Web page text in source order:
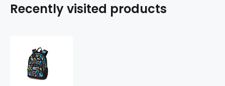
Recently visited products